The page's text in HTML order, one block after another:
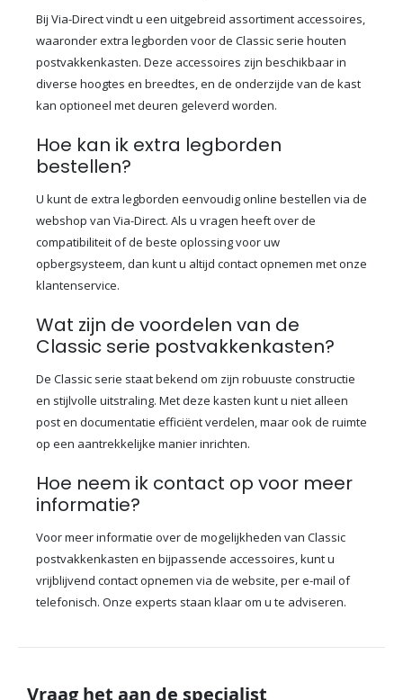
Bij Via-Direct vindt u een uitgebreid assortiment accessoires,
waaronder extra legborden voor de Classic serie houten
postvakkenkasten. Deze accessoires zijn beschikbaar in
diverse hoogtes en breedtes, en de onderzijde van de kast
kan optioneel met deuren geleverd worden.
Hoe kan ik extra legborden
bestellen?
U kunt de extra legborden eenvoudig online bestellen via de
webshop van Via-Direct. Als u vragen heeft over de
compatibiliteit of de beste oplossing voor uw
opbergsysteem, dan kunt u altijd contact opnemen met onze
klantenservice.
Wat zijn de voordelen van de
Classic serie postvakkenkasten?
De Classic serie staat bekend om zijn robuuste constructie
en stijlvolle uitstraling. Met deze kasten kunt u niet alleen
post en documentatie efficiënt verdelen, maar ook de ruimte
op een aantrekkelijke manier inrichten.
Hoe neem ik contact op voor meer
informatie?
Voor meer informatie over de mogelijkheden van Classic
postvakkenkasten en bijpassende accessoires, kunt u
vrijblijvend contact opnemen via de website, per e-mail of
telefonisch. Onze experts staan klaar om u te adviseren.
Vraag het aan de specialist